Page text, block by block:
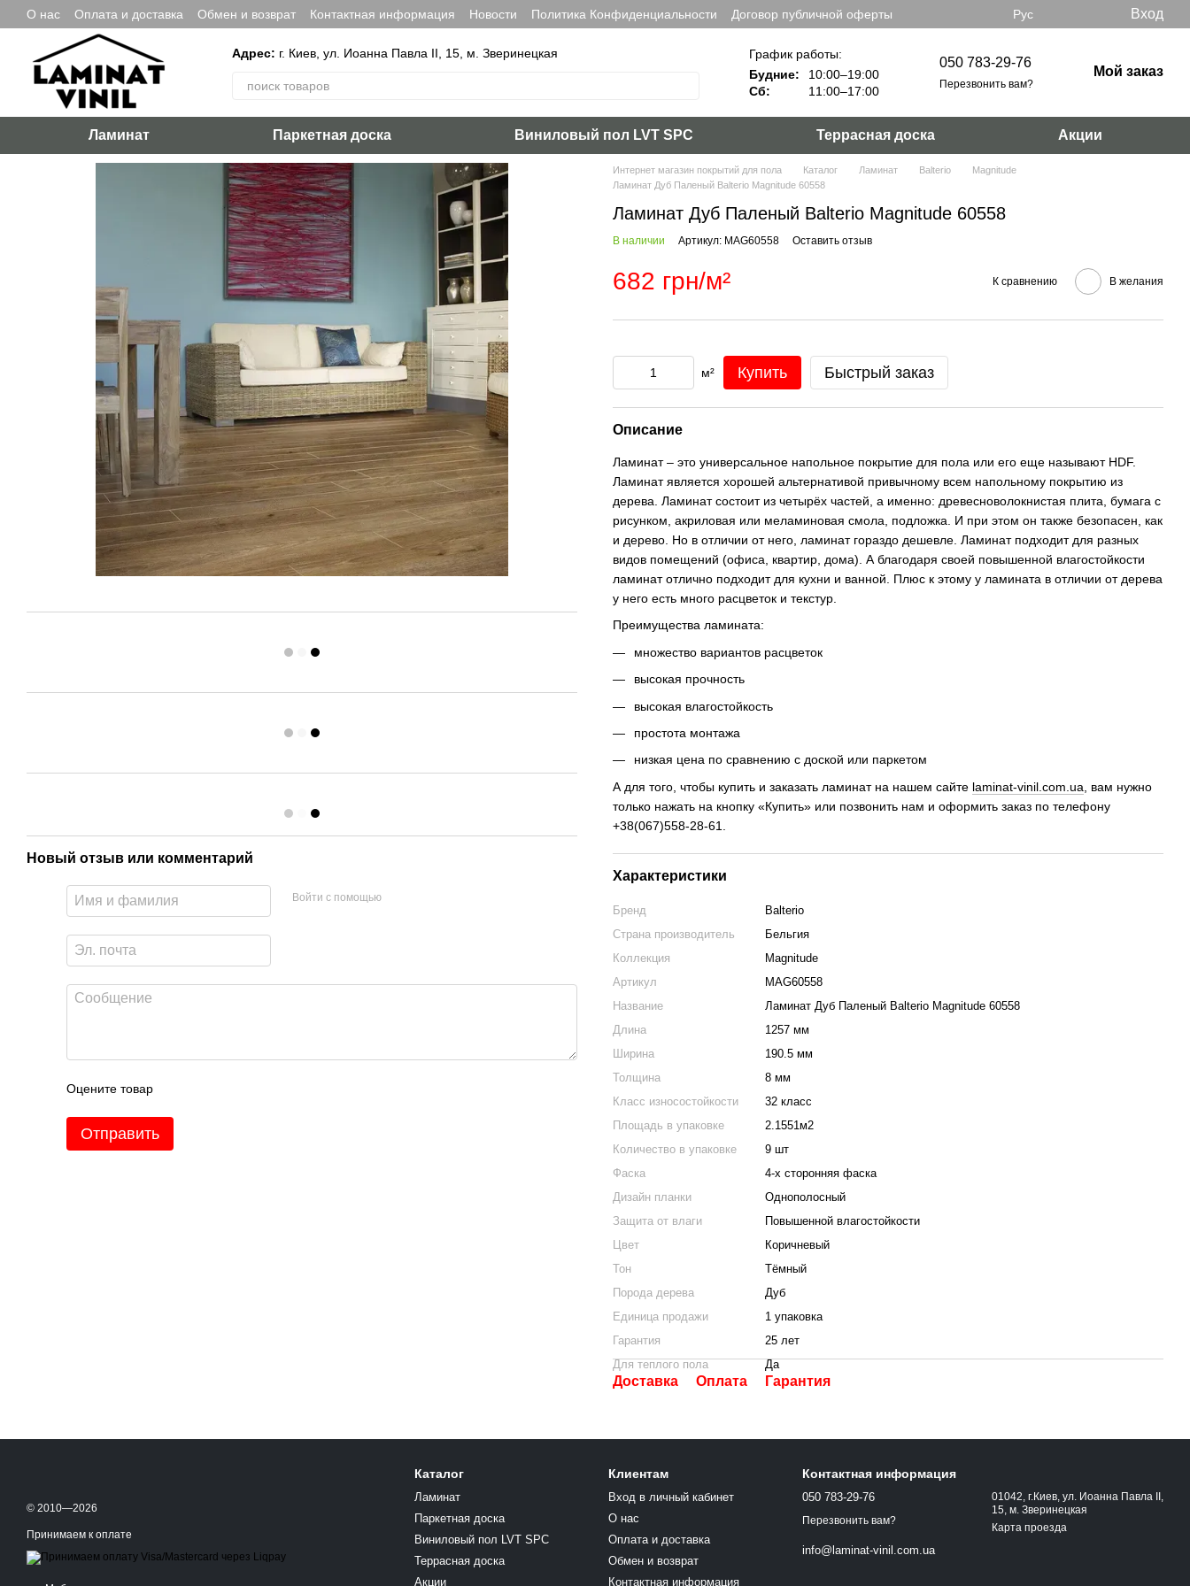
Перейти к основному контенту
О нас Оплата и доставка Обмен и возврат Контактная информация Новости Политика Конфиденциальности Договор публичной оферты Рус Вход
Адрес: г. Киев, ул. Иоанна Павла ІІ, 15, м. Зверинецкая
График работы:
Будние:
10:00–19:00
Сб:
11:00–17:00
050 783-29-76
Перезвонить вам?
Мой заказ
Ламинат Паркетная доска Виниловый пол LVT SPC Террасная доска Акции
Новый отзыв или комментарий
Войти с помощью
Оцените товар
Отправить
Интернет магазин покрытий для пола Каталог Ламинат Balterio
Magnitude
Ламинат Дуб Паленый Balterio Magnitude 60558
Ламинат Дуб Паленый Balterio Magnitude 60558
В наличии Артикул: MAG60558 Оставить отзыв
682 грн/м² К сравнению В желания
м² Купить Быстрый заказ
Описание
Ламинат – это универсальное напольное покрытие для пола или его еще называют HDF.
Ламинат является хорошей альтернативой привычному всем напольному покрытию из
дерева. Ламинат состоит из четырёх частей, а именно: древесноволокнистая плита, бумага с
рисунком, акриловая или меламиновая смола, подложка. И при этом он также безопасен, как
и дерево. Но в отличии от него, ламинат гораздо дешевле. Ламинат подходит для разных
видов помещений (офиса, квартир, дома). А благодаря своей повышенной влагостойкости
ламинат отлично подходит для кухни и ванной. Плюс к этому у ламината в отличии от дерева
у него есть много расцветок и текстур.
Преимущества ламината:
множество вариантов расцветок
высокая прочность
высокая влагостойкость
простота монтажа
низкая цена по сравнению с доской или паркетом
А для того, чтобы купить и заказать ламинат на нашем сайте laminat-vinil.com.ua , вам нужно
только нажать на кнопку «Купить» или позвонить нам и оформить заказ по телефону
+38(067)558-28-61.
Характеристики
Бренд
Balterio
Страна производитель
Бельгия
Коллекция
Magnitude
Артикул
MAG60558
Название
Ламинат Дуб Паленый Balterio Magnitude 60558
Длина
1257 мм
Ширина
190.5 мм
Толщина
8 мм
Класс износостойкости
32 класс
Площадь в упаковке
2.1551м2
Количество в упаковке
9 шт
Фаска
4-х сторонняя фаска
Дизайн планки
Однополосный
Защита от влаги
Повышенной влагостойкости
Цвет
Коричневый
Тон
Тёмный
Порода дерева
Дуб
Единица продажи
1 упаковка
Гарантия
25 лет
Для теплого пола
Да
Доставка Оплата Гарантия
© 2010—2026
Принимаем к оплате
Каталог
Ламинат
Паркетная доска
Виниловый пол LVT SPC
Террасная доска
Акции
Клиентам
Вход в личный кабинет
О нас
Оплата и доставка
Обмен и возврат
Контактная информация
Контактная информация
050 783-29-76
Перезвонить вам?
info@laminat-vinil.com.ua
01042, г.Киев, ул. Иоанна Павла ІІ,
15, м. Зверинецкая
Карта проезда